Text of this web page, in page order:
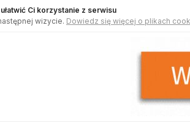
Ci korzystanie z serwisu
wizycie. Dowiedz się więcej o plikach